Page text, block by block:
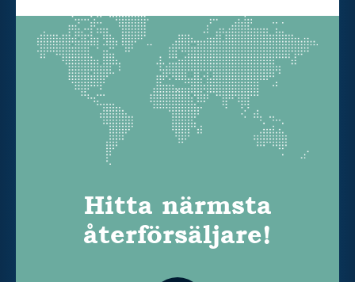
Hitta närmsta
återförsäljare!